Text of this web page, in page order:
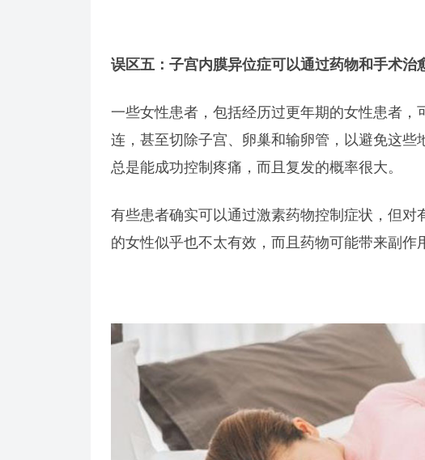
误区五：子宫内膜异位症可以通过药物和手术治
一些女性患者，包括经历过更年期的女性患者
连，甚至切除子宫、卵巢和输卵管，以避免这
总是能成功控制疼痛，而且复发的概率很大。
有些患者确实可以通过激素药物控制症状，但
的女性似乎也不太有效，而且药物可能带来副作